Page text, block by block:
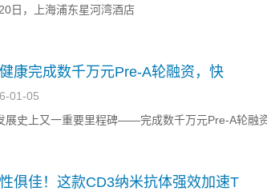
日，上海浦东星河湾酒店
康完成数千万元Pre-A轮融资，快
01-05
展史上又一重要里程碑——完成数千万元Pre-A轮融
俱佳！这款CD3纳米抗体强效加速T